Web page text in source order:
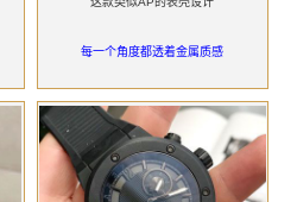
每一个角度都透着金属质感